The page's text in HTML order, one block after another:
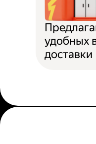
удобных
доставки